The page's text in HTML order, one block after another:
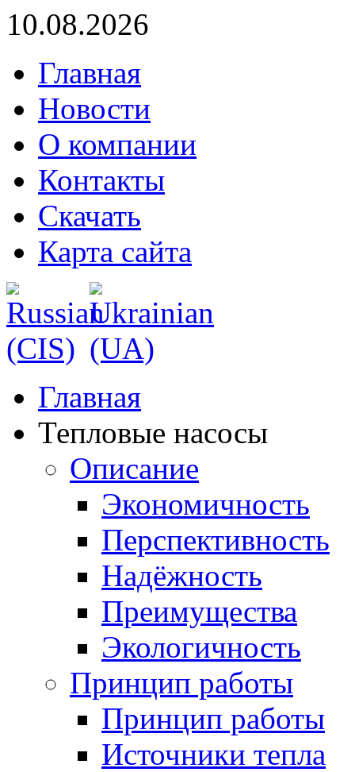
10.08.2026
Главная
Новости
О компании
Контакты
Скачать
Карта сайта
Главная
Тепловые насосы
Описание
Экономичность
Перспективность
Надёжность
Преимущества
Экологичность
Принцип работы
Принцип работы
Источники тепла